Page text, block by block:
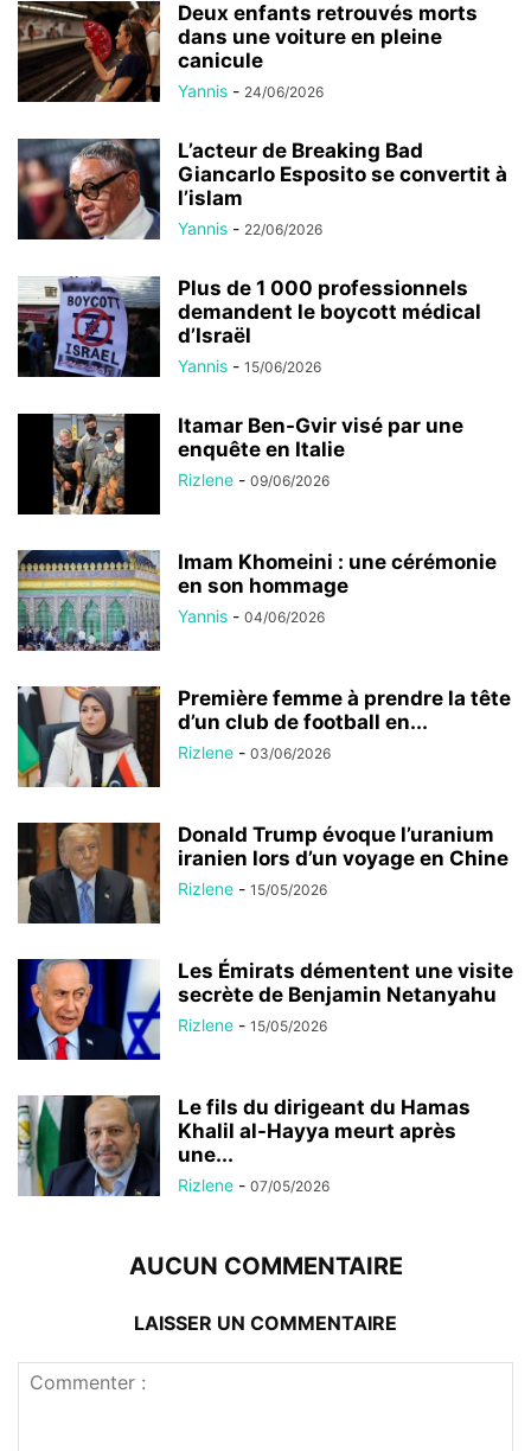
Deux enfants retrouvés morts
dans une voiture en pleine
canicule
Yannis - 24/06/2026
L’acteur de Breaking Bad
Giancarlo Esposito se convertit à
l’islam
Yannis - 22/06/2026
Plus de 1 000 professionnels
demandent le boycott médical
d’Israël
Yannis - 15/06/2026
Itamar Ben-Gvir visé par une
enquête en Italie
Rizlene - 09/06/2026
Imam Khomeini : une cérémonie
en son hommage
Yannis - 04/06/2026
Première femme à prendre la tête
d’un club de football en...
Rizlene - 03/06/2026
Donald Trump évoque l’uranium
iranien lors d’un voyage en Chine
Rizlene - 15/05/2026
Les Émirats démentent une visite
secrète de Benjamin Netanyahu
Rizlene - 15/05/2026
Le fils du dirigeant du Hamas
Khalil al-Hayya meurt après
une...
Rizlene - 07/05/2026
AUCUN COMMENTAIRE
LAISSER UN COMMENTAIRE